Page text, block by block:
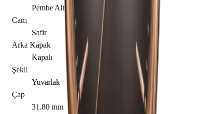
Pembe Altın
Cam
Safir
Arka Kapak
Kapalı
Şekil
Yuvarlak
Çap
31.80 mm